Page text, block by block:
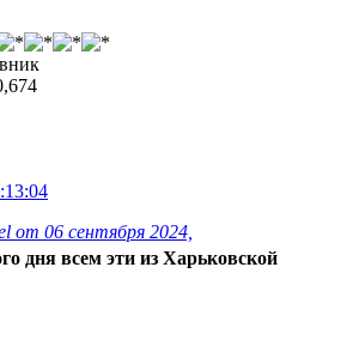
от 06 сентября 2024,
дня всем эти из Харьковской